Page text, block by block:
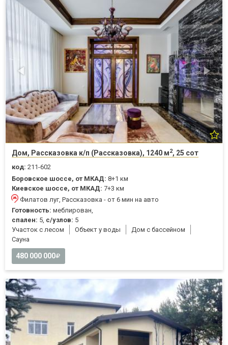
Дом, Рассказовка к/п (Рассказовка), 1240 м2, 25 сот
код: 211-602
Боровское шоссе, от МКАД: 8+1 км
Киевское шоссе, от МКАД: 7+3 км
Филатов луг, Рассказовка - от 6 мин на авто
Готовность: меблирован,
спален: 5, с/узлов: 5
Участок с лесом
Объект у воды
Дом с бассейном
Cауна
480 000 000